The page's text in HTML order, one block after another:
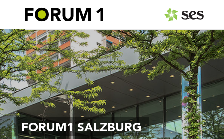
FORUM1 SALZBURG
PRESSEAUSSENDUNGEN
MEDIAGALERIE
Fotos
Personen
Center